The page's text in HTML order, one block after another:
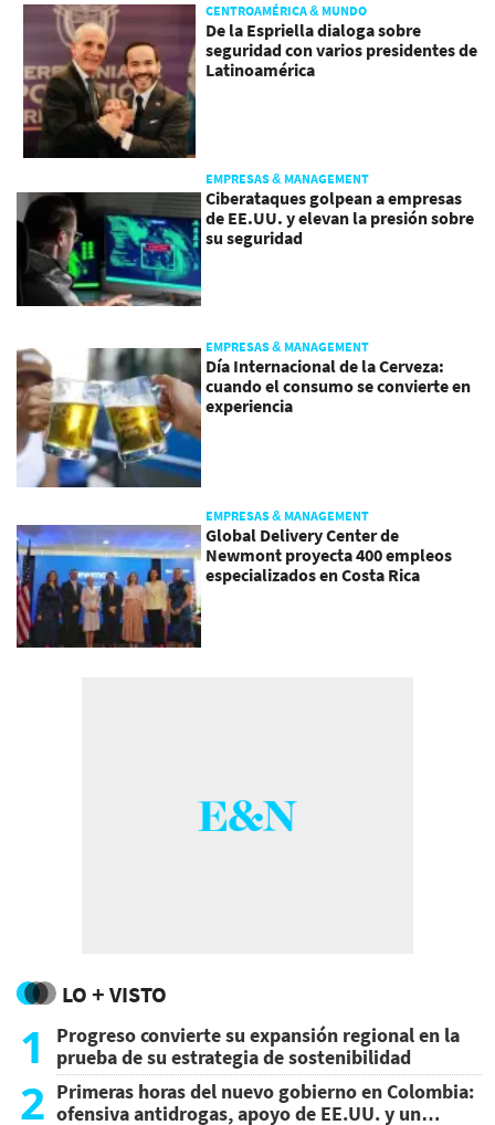
CENTROAMÉRICA & MUNDO
De la Espriella dialoga sobre
seguridad con varios presidentes de
Latinoamérica
EMPRESAS & MANAGEMENT
Ciberataques golpean a empresas
de EE.UU. y elevan la presión sobre
su seguridad
EMPRESAS & MANAGEMENT
Día Internacional de la Cerveza:
cuando el consumo se convierte en
experiencia
EMPRESAS & MANAGEMENT
Global Delivery Center de
Newmont proyecta 400 empleos
especializados en Costa Rica
LO + VISTO
1
Progreso convierte su expansión regional en la
prueba de su estrategia de sostenibilidad
2 Primeras horas del nuevo gobierno en Colombia:
ofensiva antidrogas, apoyo de EE.UU. y un